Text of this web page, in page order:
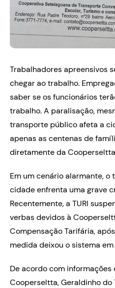
Trabalhadores apreensivos
chegar ao trabalho.
saber se os funcionários
trabalho. A paralisação,
transporte público afeta a
apenas as centenas de
diretamente da
Em um cenário alarmante,
cidade enfrenta uma grave
Recentemente, a TURI
verbas devidos à
Compensação Tarifária,
medida deixou o sistema
De acordo com
Cooperseltta, Geraldinho